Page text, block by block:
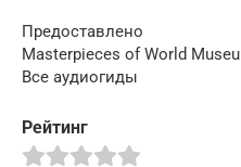
Предоставлено
Masterpieces of World
Все аудиогиды
Рейтинг